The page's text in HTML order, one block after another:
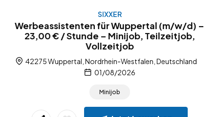
SIXXER
Werbeassistenten für Wuppertal (m/w/d) –
23,00 € / Stunde – Minijob, Teilzeitjob,
Vollzeitjob
42275 Wuppertal, Nordrhein-Westfalen, Deutschland
01/08/2026
Minijob